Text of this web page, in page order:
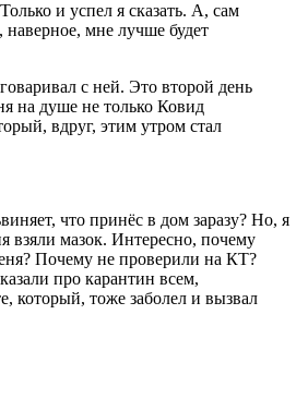
и успел я сказать. А, сам
мне лучше будет
с ней. Это второй день
на душе не только Ковид
вдруг, этим утром стал
что принёс в дом заразу? Но, я
взяли мазок. Интересно, почему
Почему не проверили на КТ?
про карантин всем,
который, тоже заболел и вызвал